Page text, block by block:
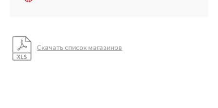
Скачать список магазинов